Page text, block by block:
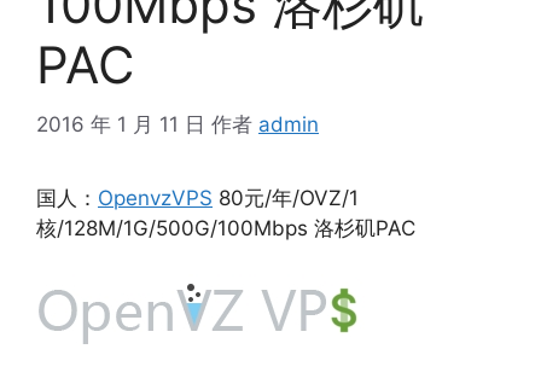
PAC
2016 年 1 月 11 日 作者 admin
国人： OpenvzVPS 80元/年/OVZ/1
核/128M/1G/500G/100Mbps 洛杉矶PAC